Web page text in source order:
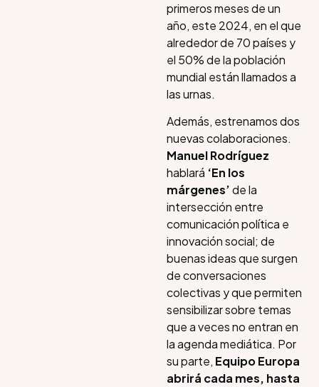
primeros meses de un
año, este 2024, en el que
alrededor de 70 países y
el 50% de la población
mundial están llamados a
las urnas.
Además, estrenamos dos
nuevas colaboraciones.
Manuel Rodríguez
hablará ‘En los
márgenes’de la
intersección entre
comunicación política e
innovación social; de
buenas ideas que surgen
de conversaciones
colectivas y que permiten
sensibilizar sobre temas
que a veces no entran en
la agenda mediática. Por
su parte, Equipo Europa
abrirá cada mes, hasta